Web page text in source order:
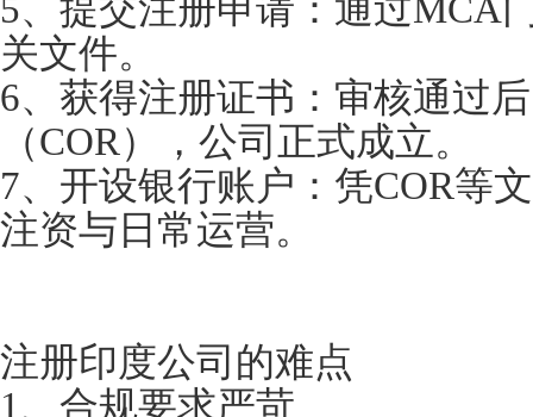
5、提交注册申请：通过MCA
关文件。
6、获得注册证书：审核通过
（COR），公司正式成立。
7、开设银行账户：凭COR等
注资与日常运营。
注册印度公司的难点
1、合规要求严苛